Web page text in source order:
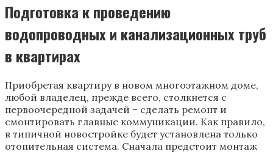
Подготовка к проведению
водопроводных и канализационных труб
в квартирах
Приобретая квартиру в новом многоэтажном доме,
любой владелец, прежде всего, столкнется с
первоочередной задачей – сделать ремонт и
смонтировать главные коммуникации. Как правило,
в типичной новостройке будет установлена только
отопительная система. Сначала предстоит монтаж